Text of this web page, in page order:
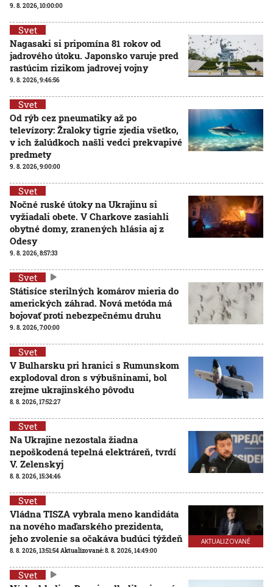
9. 8. 2026, 10:00:00
Svet
Nagasaki si pripomína 81 rokov od
jadrového útoku. Japonsko varuje pred
rastúcim rizikom jadrovej vojny
9. 8. 2026, 9:46:56
Svet
Od rýb cez pneumatiky až po
televízory: Žraloky tigrie zjedia všetko,
v ich žalúdkoch našli vedci prekvapivé
predmety
9. 8. 2026, 9:00:00
Svet
Nočné ruské útoky na Ukrajinu si
vyžiadali obete. V Charkove zasiahli
obytné domy, zranených hlásia aj z
Odesy
9. 8. 2026, 8:57:33
Svet
Státisíce sterilných komárov mieria do
amerických záhrad. Nová metóda má
bojovať proti nebezpečnému druhu
9. 8. 2026, 7:00:00
Svet
V Bulharsku pri hranici s Rumunskom
explodoval dron s výbušninami, bol
zrejme ukrajinského pôvodu
8. 8. 2026, 17:52:27
Svet
Na Ukrajine nezostala žiadna
nepoškodená tepelná elektráreň, tvrdí
V. Zelenskyj
8. 8. 2026, 15:34:46
AKTUALIZOVANÉ
Svet
Vládna TISZA vybrala meno kandidáta
na nového maďarského prezidenta,
jeho zvolenie sa očakáva budúci týždeň
8. 8. 2026, 13:51:54Aktualizované:8. 8. 2026, 14:49:00
Svet